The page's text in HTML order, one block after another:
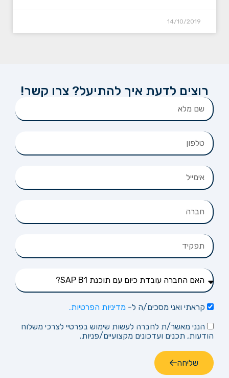
14/10/2019
רוצים לדעת איך להתיעל? צרו קשר!
קראתי ואני מסכים/ה ל- מדיניות הפרטיות.
הנני מאשר/ת לחברה לעשות שימוש בפרטיי לצרכי משלוח
הודעות, תכנים ועדכונים מקצועיים/פניות.
שליחה